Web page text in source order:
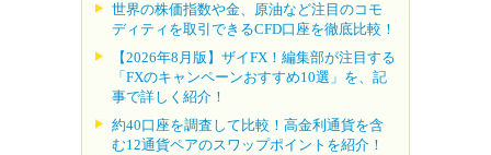
世界の株価指数や金、原油など注目のコモ
ディティを取引できるCFD口座を徹底比較！
【2026年8月版】ザイFX！編集部が注目する
「FXのキャンペーンおすすめ10選」を、記
事で詳しく紹介！
約40口座を調査して比較！高金利通貨を含
む12通貨ペアのスワップポイントを紹介！